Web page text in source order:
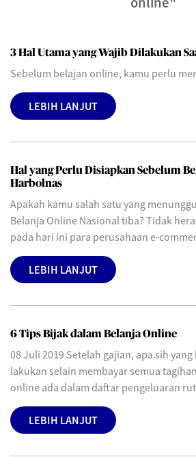
3 Hal Utama yang Wajib Dilakukan
Sebelum belajan online, kamu perlu
LEBIH LANJUT
Hal yang Perlu Disiapkan Sebelum
Harbolnas
Apakah kamu salah satu yang
Belanja Online Nasional tiba? Tidak
pada hari ini para perusahaan e-
LEBIH LANJUT
6 Tips Bijak dalam Belanja Online
08 Juli 2019 Setelah gajian, apa sih
lakukan selain membayar semua
online ada dalam daftar pengeluaran
LEBIH LANJUT